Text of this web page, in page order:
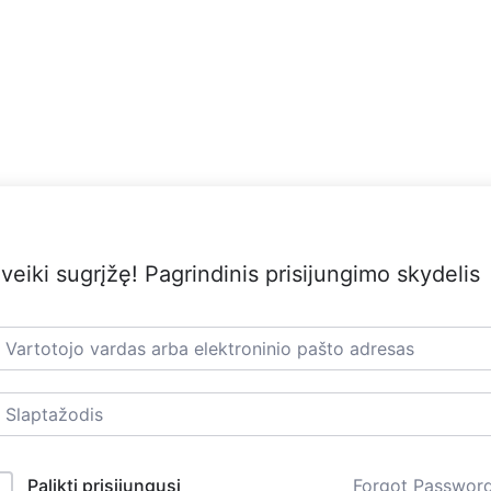
sugrįžę! Pagrindinis prisijungimo skydelis
Palikti prisijungusį Forgot